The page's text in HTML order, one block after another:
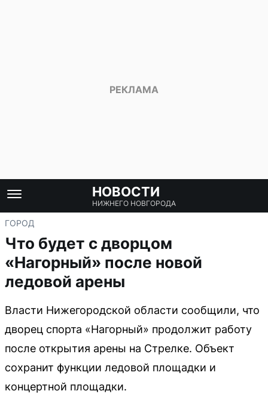
НОВОСТИ
НИЖНЕГО НОВГОРОДА
ГОРОД
Что будет с дворцом
«Нагорный» после новой
ледовой арены
Власти Нижегородской области сообщили, что
дворец спорта «Нагорный» продолжит работу
после открытия арены на Стрелке. Объект
сохранит функции ледовой площадки и
концертной площадки.